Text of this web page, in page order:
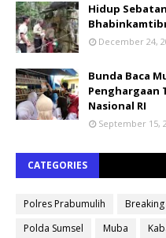
Hidup
December 24,
Bunda Baca
Penghargaan
Nasional RI
September 15,
CATEGORIES
Polres Prabumulih
Polda Sumsel
Muba